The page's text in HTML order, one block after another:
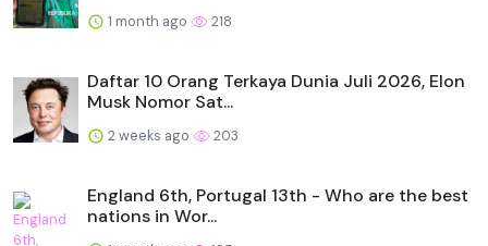
1 month ago 218
Daftar 10 Orang Terkaya Dunia Juli 2026, Elon
Musk Nomor Sat...
2 weeks ago 203
England 6th, Portugal 13th - Who are the best
nations in Wor...